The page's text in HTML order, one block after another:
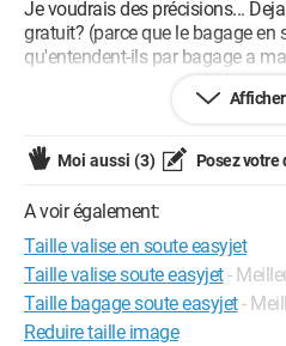
Je voudrais des précisions...
gratuit? (parce que le bagage en
qu'entendent-ils par bagage a
pas etre un sac a main? c'est
mini valise? ou on peut utiliser
le bagage en soute quelle est la
absolument une valise en dure?
Moi aussi (3) Posez votre
A voir également:
Taille valise en soute easyjet
Taille valise soute easyjet-
Taille bagage soute easyjet-
Reduire taille image